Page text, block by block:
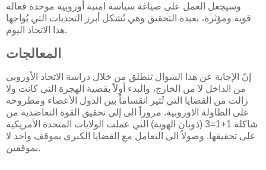
وسيجعل العمل على صياغة سياسة امنية أوروبية موحدة فعالة
قوية ومؤثرة، بعيدة التحقيق وهي تُشكل أبرز التحديات التي يُواجها
هذا الاتحاد اليوم.
المعالجات
إنّ الإجابة عن هذا السؤال تنطلق من خلال دراسة الاتحاد الأوروبي
من الداخل لا من الخارج، والبدء أولاً بقضية الهجرة التي كانت ولا
زالت من القضايا التي تُثير انقساماً بين الدول الأعضاء ومطروحة
على الطاولة الاوروبية. مروراً الى إلى تحقيق القوة التعاضدية من
شاكلة 1+1=3 (ذوبان الهوية) التي عملت الولايات المتحدة الأمريكية
على تحقيقها. وصولاً الى التعامل مع القضايا الكبرى بموقف واحد لا
بموقفين.